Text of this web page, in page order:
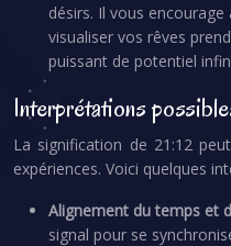
désirs. Il vous
visualiser vos rêves
puissant de potentiel
Interprétations
La signification de 21:12
expériences. Voici quelques
Alignement du temps et
signal pour se